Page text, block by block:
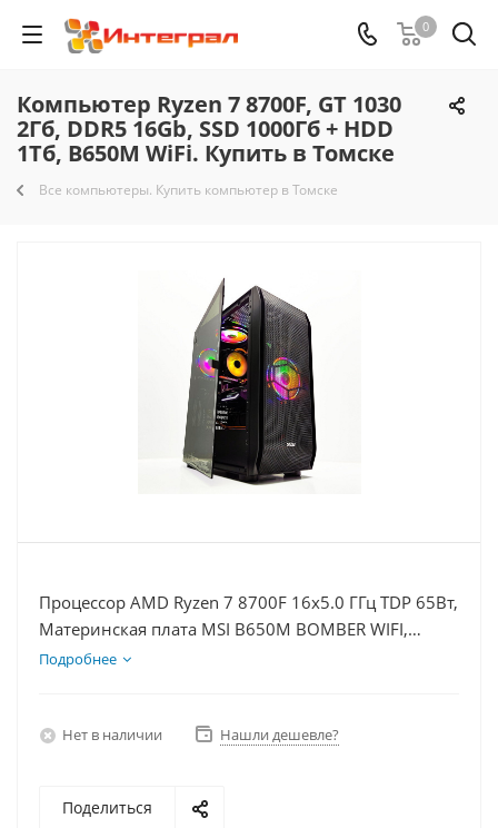
0
Компьютер Ryzen 7 8700F, GT 1030
2Гб, DDR5 16Gb, SSD 1000Гб + HDD
1Тб, B650M WiFi. Купить в Томске
Все компьютеры. Купить компьютер в Томске
Процессор AMD Ryzen 7 8700F 16x5.0 ГГц TDP 65Вт,
Материнская плата MSI B650M BOMBER WIFI,
Видеокарта GT 1030 2Гб, Память DDR5 16Gb,
Подробнее
Нет в наличии Нашли дешевле?
Поделиться